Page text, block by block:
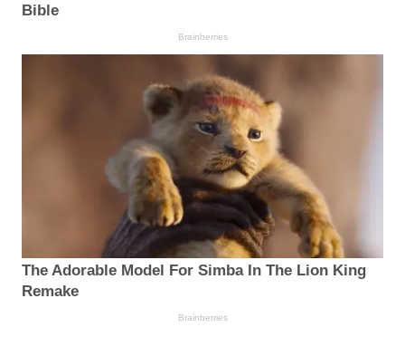
Bible
Brainberries
The Adorable Model For Simba In The Lion King
Remake
Brainberries